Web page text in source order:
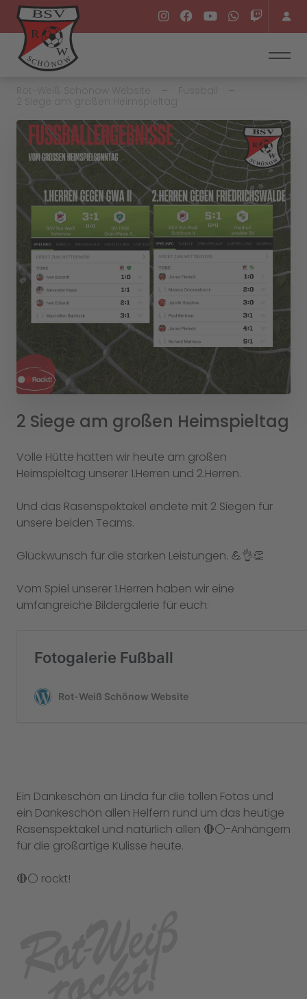
2 Siege am großen Heimspieltag
Volle Hütte hatten wir heute am großen
Heimspieltag unserer 1.Herren und 2.Herren.
Und das Rasenspektakel endete mit 2 Siegen für
unsere beiden Teams.
Glückwunsch für die starken Leistungen. 💪👌👏
Vom Spiel unserer 1.Herren haben wir eine
umfangreiche Bildergalerie für euch:
Ein Dankeschön an Linda für die tollen Fotos und
ein Dankeschön allen Helfern rund um das heutige
Rasenspektakel und natürlich allen 🔴⚪️-Anhängern
für die großartige Kulisse heute.
🔴⚪️ rockt!